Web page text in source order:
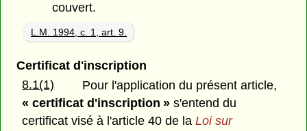
couvert.
L.M. 1994, c. 1, art. 9.
Certificat d'inscription
8.1(1)
Pour l'application du présent article,
« certificat d'inscription » s'entend du
certificat visé à l'article 40 de la Loi sur